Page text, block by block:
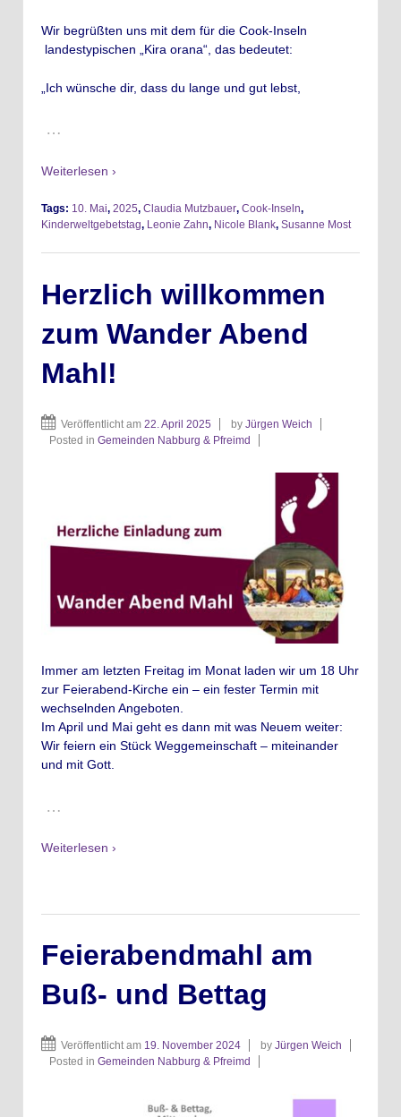
Wir begrüßten uns mit dem für die Cook-Inseln
landestypischen „Kira orana“, das bedeutet:
„Ich wünsche dir, dass du lange und gut lebst,
…
Weiterlesen ›
Tags: 10. Mai, 2025, Claudia Mutzbauer, Cook-Inseln,
Kinderweltgebetstag, Leonie Zahn, Nicole Blank, Susanne Most
Herzlich willkommen
zum Wander Abend
Mahl!
Veröffentlicht am 22. April 2025 by Jürgen Weich
Posted in Gemeinden Nabburg & Pfreimd
Immer am letzten Freitag im Monat laden wir um 18 Uhr
zur Feierabend-Kirche ein – ein fester Termin mit
wechselnden Angeboten.
Im April und Mai geht es dann mit was Neuem weiter:
Wir feiern ein Stück Weggemeinschaft – miteinander
und mit Gott.
…
Weiterlesen ›
Feierabendmahl am
Buß- und Bettag
Veröffentlicht am 19. November 2024 by Jürgen Weich
Posted in Gemeinden Nabburg & Pfreimd